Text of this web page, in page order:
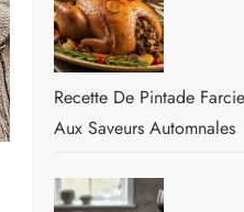
Recette De Pintade
Aux Saveurs Automnales